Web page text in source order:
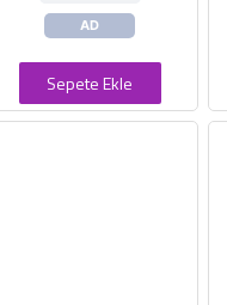
AD
Sepete Ekle